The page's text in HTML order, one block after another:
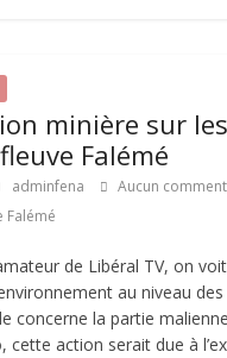
minière sur les
Falémé
adminfena
Aucun
Falémé
de Libéral TV, on
au niveau
concerne la partie
cette action serait due à